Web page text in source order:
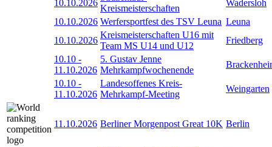
10.10.2026
Kreismeisterschaften
Wadersloh
10.10.2026 Werfersportfest des TSV Leuna Leuna
10.10.2026
Kreismeisterschaften U16 mit
Team MS U14 und U12
Friedberg
10.10 -
11.10.2026
5. Gustav Jenne
Mehrkampfwochenende
10.10 -
11.10.2026
Landesoffenes Kreis-
Mehrkampf-Meeting
Weingarten
11.10.2026 Berliner Morgenpost Great 10K Berlin